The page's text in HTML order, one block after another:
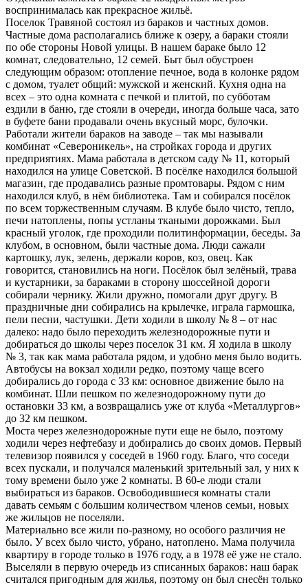
воспринималась как прекрасное жильё.
Поселок Травяной состоял из бараков и частных домов.
Частные дома располагались ближе к озеру, а бараки стояли
по обе стороны Новой улицы. В нашем бараке было 12
комнат, следовательно, 12 семей. Быт был обустроен
следующим образом: отопление печное, вода в колонке рядом
с домом, туалет общий: мужской и женский. Кухня одна на
всех – это одна комната с печкой и плитой, по субботам
ездили в баню, где стояли в очереди, иногда больше часа, зато
в буфете бани продавали очень вкусный морс, булочки.
Работали жители бараков на заводе – так мы называли
комбинат «Североникель», на стройках города и других
предприятиях. Мама работала в детском саду № 11, который
находился на улице Советской. В посёлке находился большой
магазин, где продавались разные промтовары. Рядом с ним
находился клуб, в нём библиотека. Там и собирался посёлок
по всем торжественным случаям. В клубе было чисто, тепло,
печи натоплены, попы устланы ткаными дорожками. Был
красный уголок, где проходили политинформации, беседы. За
клубом, в основном, были частные дома. Люди сажали
картошку, лук, зелень, держали коров, коз, овец. Как
говорится, становились на ноги. Посёлок был зелёный, трава
и кустарники, за бараками в сторону шоссейной дороги
собирали чернику. Жили дружно, помогали друг другу. В
праздничные дни собирались на крылечке, играла гармошка,
пели песни, частушки. Дети ходили в школу № 8 – от нас
далеко: надо было переходить железнодорожные пути и
добираться до школы через поселок 31 км. Я ходила в школу
№ 3, так как мама работала рядом, и удобно меня было водить.
Автобусы на вокзал ходили редко, поэтому чаще всего
добирались до города с 33 км: основное движение было на
комбинат. Шли пешком по железнодорожному пути до
остановки 33 км, а возвращались уже от клуба «Металлургов»
до 32 км пешком.
Моста через железнодорожные пути еще не было, поэтому
ходили через нефтебазу и добирались до своих домов. Первый
телевизор появился у соседей в 1960 году. Благо, что соседи
всех пускали, и получался маленький зрительный зал, у них к
тому времени было уже 2 комнаты. В 60-е люди стали
выбираться из бараков. Освободившиеся комнаты стали
давать семьям с большим количеством членов семьи, новых
же жильцов не поселяли.
Материально все жили по-разному, но особого различия не
было. У всех было чисто, убрано, натоплено. Мама получила
квартиру в городе только в 1976 году, а в 1978 её уже не стало.
Выселяли в первую очередь из списанных бараков: наш барак
считался пригодным для жилья, поэтому он был снесён только